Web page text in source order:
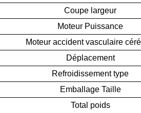
Coupe largeur
Moteur Puissance
Moteur accident vasculaire
Déplacement
Refroidissement type
Emballage Taille
Total poids